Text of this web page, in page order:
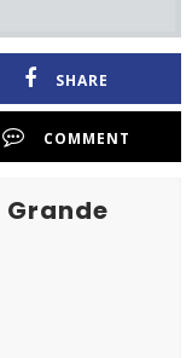
SHARE
COMMENT